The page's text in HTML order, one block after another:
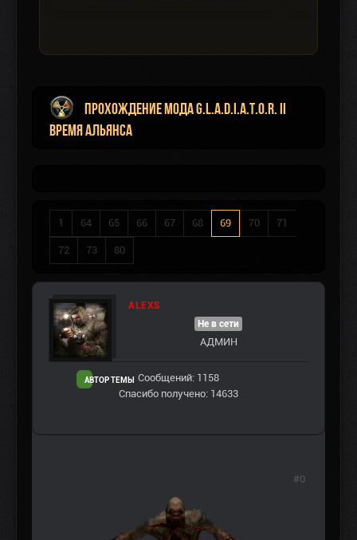
Прохождение мода G.L.A.D.I.A.T.O.R. II
Время Альянса
1 64 65 66 67 68 69 70 71
72 73 80
ALEXS
АВТОР ТЕМЫ
Не в сети
АДМИН
Сообщений: 1158
Спасибо получено: 14633
#0